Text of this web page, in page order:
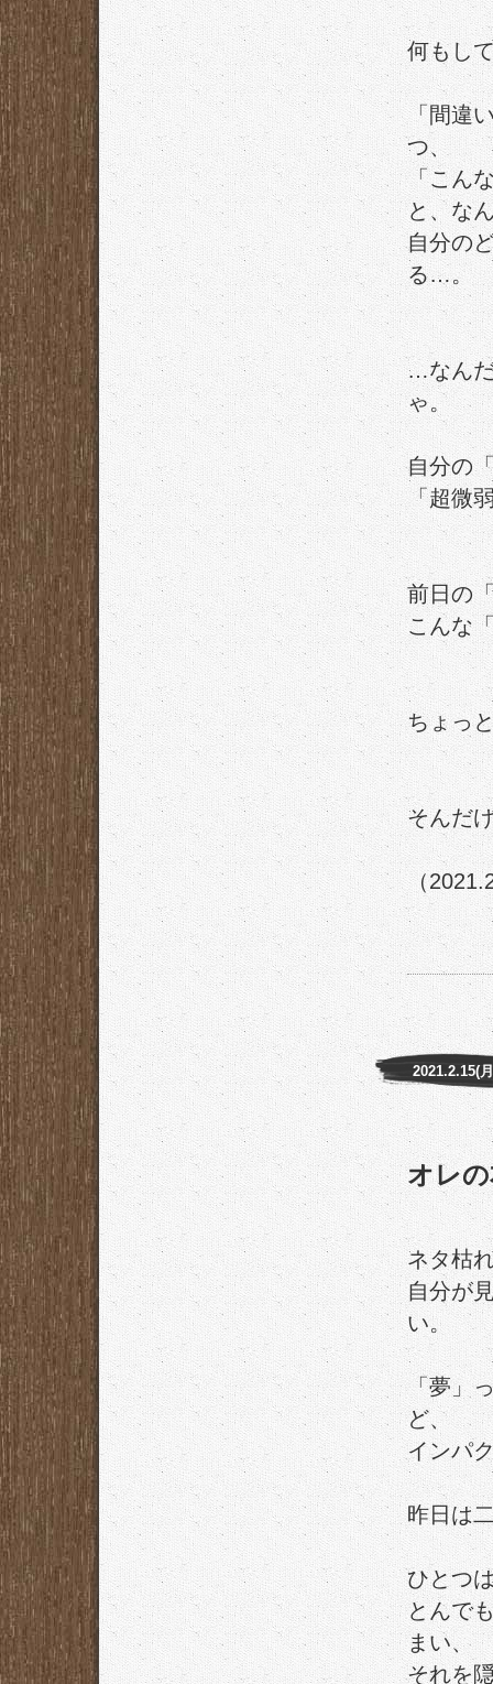
何もし
「間違
つ、
「こん
と、な
自分の
る…。
…なん
ゃ。
自分の
「超微
前日の
こんな
ちょっ
そんだ
（
2021.2.15(
オレ
ネタ枯
自分が
い。
「夢」
ど、
インパ
昨日は
ひとつ
とんで
まい、
それを